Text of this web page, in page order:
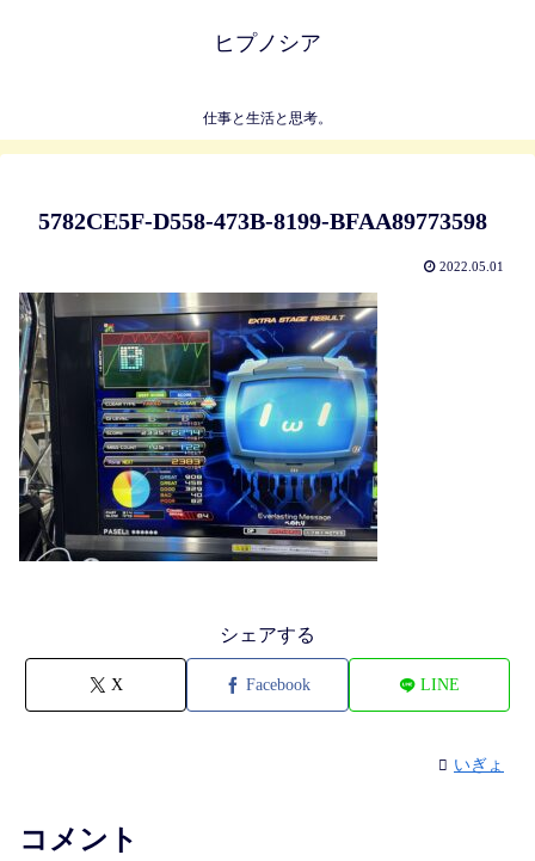
ヒプノシア
仕事と生活と思考。
5782CE5F-D558-473B-8199-BFAA89773598
2022.05.01
シェアする
X Facebook LINE
いぎょ
コメント